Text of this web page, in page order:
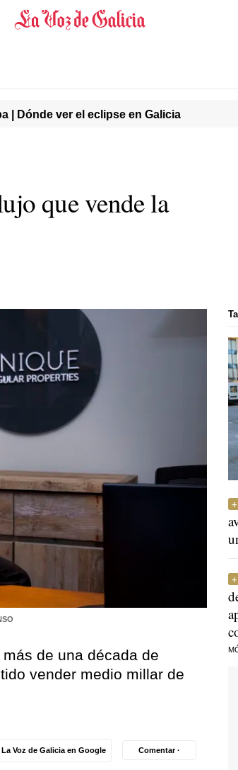
| Dónde ver el eclipse en Galicia
que vende la
de una década de
vender medio millar de
Voz de Galicia en Google Comentar ·